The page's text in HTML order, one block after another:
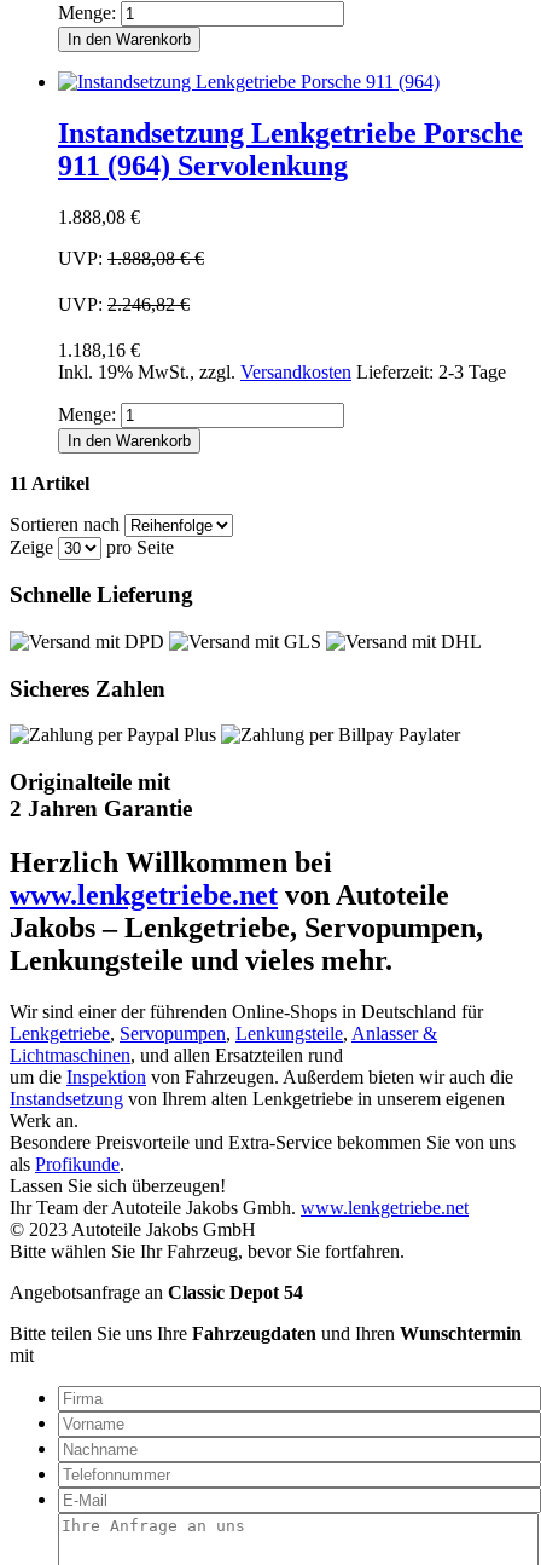
Menge:
In den Warenkorb
Instandsetzung Lenkgetriebe Porsche
911 (964) Servolenkung
1.888,08 €
UVP: 1.888,08 €€
UVP: 2.246,82 €
1.188,16 €
Inkl. 19% MwSt., zzgl. Versandkosten Lieferzeit: 2-3 Tage
Menge:
In den Warenkorb
11 Artikel
Sortieren nach
Zeige
pro Seite
Schnelle Lieferung
Sicheres Zahlen
Originalteile mit
2 Jahren Garantie
Herzlich Willkommen bei
www.lenkgetriebe.net von Autoteile
Jakobs – Lenkgetriebe, Servopumpen,
Lenkungsteile und vieles mehr.
Wir sind einer der führenden Online-Shops in Deutschland für
Lenkgetriebe, Servopumpen, Lenkungsteile, Anlasser &
Lichtmaschinen, und allen Ersatzteilen rund
um die Inspektion von Fahrzeugen. Außerdem bieten wir auch die
Instandsetzung von Ihrem alten Lenkgetriebe in unserem eigenen
Werk an.
Besondere Preisvorteile und Extra-Service bekommen Sie von uns
als Profikunde.
Lassen Sie sich überzeugen!
Ihr Team der Autoteile Jakobs Gmbh. www.lenkgetriebe.net
© 2023 Autoteile Jakobs GmbH
Bitte wählen Sie Ihr Fahrzeug, bevor Sie fortfahren.
Angebotsanfrage an Classic Depot 54
Bitte teilen Sie uns Ihre Fahrzeugdaten und Ihren Wunschtermin
mit